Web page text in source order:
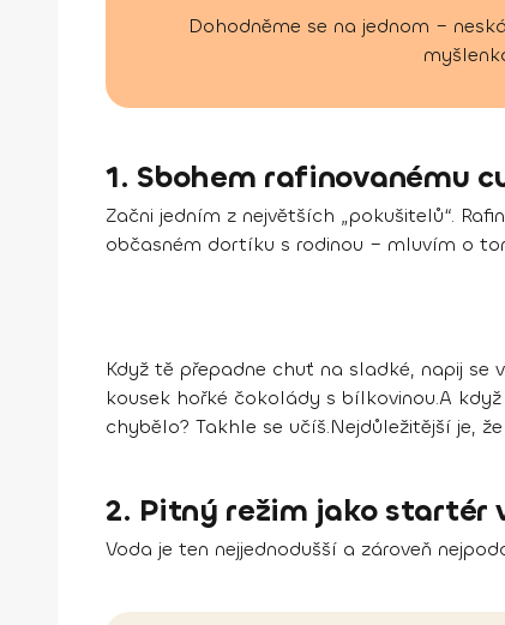
Dohodněme se na jednom –
1. Sbohem rafinovanému
Začni jedním z největších „pokušitelů“.
občasném dortíku s rodinou – mluvím o
Když tě přepadne chuť na sladké, napij
kousek hořké čokolády s bílkovinou.A
chybělo? Takhle se učíš.Nejdůležitější je,
2. Pitný režim jako startér
Voda je ten nejjednodušší a zároveň